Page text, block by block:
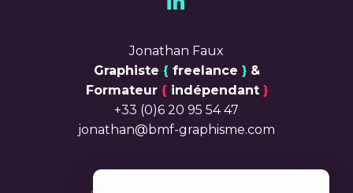
Jonathan Faux
Graphiste { freelance }&
Formateur { indépendant }
+33 (0)6 20 95 54 47
jonathan@bmf-graphisme.com